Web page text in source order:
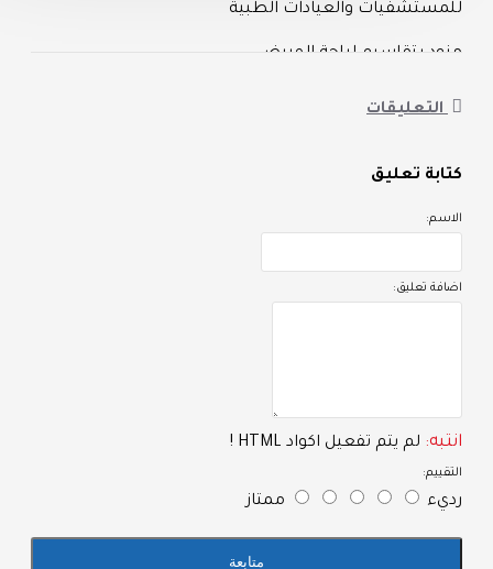
والعيادات الطبية
بتقاسيم لراحة المريض
برف سفلي للتخزين
بمخدة للرأس وفتحة تجميل
بجميع الالوان
حتى 450 ك جرام
التعليقات
تعليق
تعليق:
لم يتم تفعيل اكواد HTML !
ممتاز